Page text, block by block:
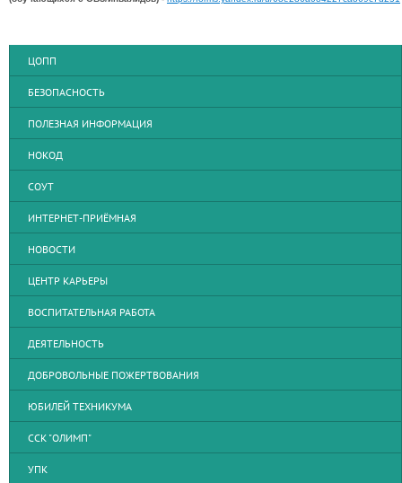
ЦОПП
БЕЗОПАСНОСТЬ
ПОЛЕЗНАЯ ИНФОРМАЦИЯ
НОКОД
СОУТ
ИНТЕРНЕТ-ПРИЁМНАЯ
НОВОСТИ
ЦЕНТР КАРЬЕРЫ
ВОСПИТАТЕЛЬНАЯ РАБОТА
ДЕЯТЕЛЬНОСТЬ
ДОБРОВОЛЬНЫЕ ПОЖЕРТВОВАНИЯ
ЮБИЛЕЙ ТЕХНИКУМА
ССК "ОЛИМП"
УПК